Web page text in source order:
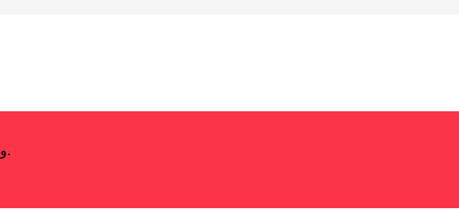
وارد شوید یا یک حساب کاربری جدید ایجاد کنید.